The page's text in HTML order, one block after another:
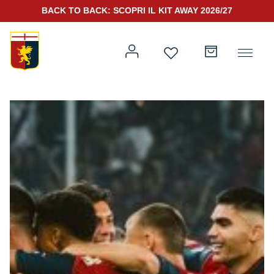
Prima squadra
Prima squadra
Genoa for Special
Kit Gara 2026/27
Training
Rappresentanza
Kit Gara 25/26
BACK TO BACK: SCOPRI IL KIT AWAY 2026/27